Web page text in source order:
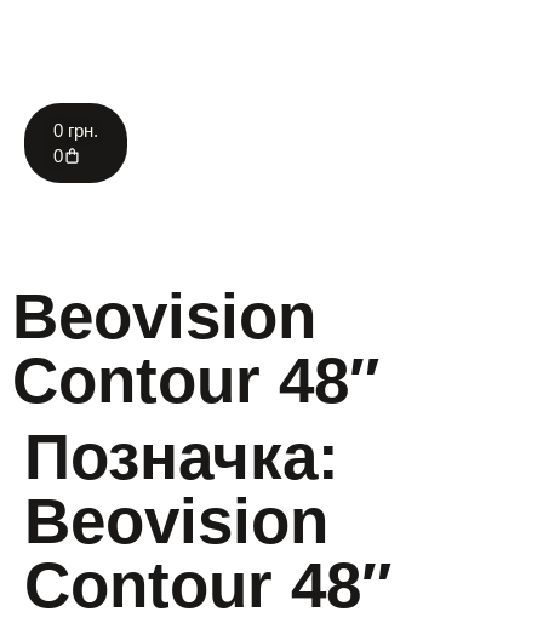
0 грн.
0
Beovision
Contour 48″
Позначка:
Beovision
Contour 48″